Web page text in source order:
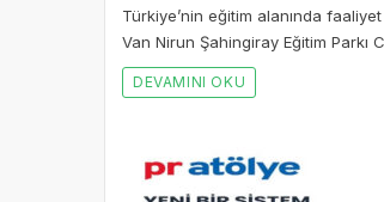
Türkiye’nin eğitim alanında
Van Nirun Şahingiray Eğitim Parkı
DEVAMINI OKU